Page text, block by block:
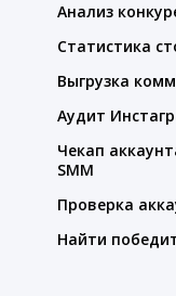
Анализ
Статистика
Выгрузка
Аудит
Чекап
SMM
Проверка
Найти